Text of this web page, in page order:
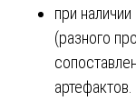
при
(разного
артефактов.